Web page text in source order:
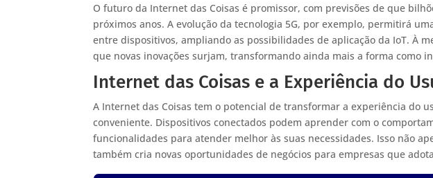
O futuro da Internet das Coisas é promissor, com previsões de que
próximos anos. A evolução da tecnologia 5G, por exemplo, permitirá
entre dispositivos, ampliando as possibilidades de aplicação da IoT. À
que novas inovações surjam, transformando ainda mais a forma como
Internet das Coisas e a Experiência do
A Internet das Coisas tem o potencial de transformar a experiência do
conveniente. Dispositivos conectados podem aprender com o
funcionalidades para atender melhor às suas necessidades. Isso não
também cria novas oportunidades de negócios para empresas que